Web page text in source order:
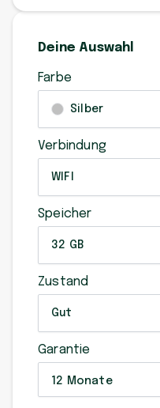
Deine Auswahl
Farbe
Silber
Verbindung
WIFI
Speicher
32 GB
Zustand
Gut
Garantie
12 Monate